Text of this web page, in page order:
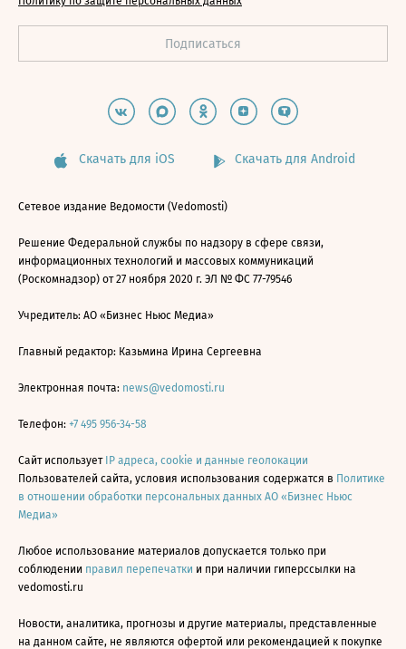
Скачать для iOS Скачать для Android
Сетевое издание Ведомости (Vedomosti)
Решение Федеральной службы по надзору в сфере связи,
информационных технологий и массовых коммуникаций
(Роскомнадзор) от 27 ноября 2020 г. ЭЛ № ФС 77-79546
Учредитель: АО «Бизнес Ньюс Медиа»
Главный редактор: Казьмина Ирина Сергеевна
Электронная почта: news@vedomosti.ru
Телефон: +7 495 956-34-58
Сайт использует IP адреса, cookie и данные геолокации
Пользователей сайта, условия использования содержатся в Политике
в отношении обработки персональных данных АО «Бизнес Ньюс
Медиа»
Любое использование материалов допускается только при
соблюдении правил перепечатки и при наличии гиперссылки на
vedomosti.ru
Новости, аналитика, прогнозы и другие материалы, представленные
на данном сайте, не являются офертой или рекомендацией к покупке